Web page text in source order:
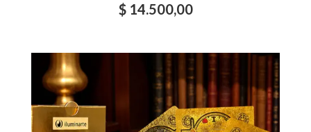
$14.500,00